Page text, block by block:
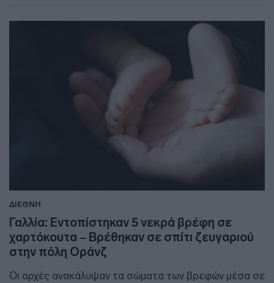
ΔΙΕΘΝΗ
Γαλλία: Εντοπίστηκαν 5 νεκρά βρέφη σε
χαρτόκουτα – Βρέθηκαν σε σπίτι ζευγαριού
στην πόλη Οράνζ
Οι αρχές ανακάλυψαν τα σώματα των βρεφών μέσα σε